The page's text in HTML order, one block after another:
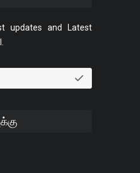
updates and Latest